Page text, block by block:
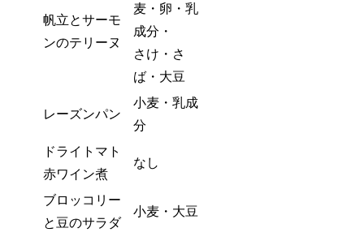
帆立とサーモ
ンのテリーヌ
麦・卵・乳
成分・
さけ・さ
ば・大豆
レーズンパン
小麦・乳成
分
ドライトマト
赤ワイン煮
なし
ブロッコリー
と豆のサラダ
小麦・大豆